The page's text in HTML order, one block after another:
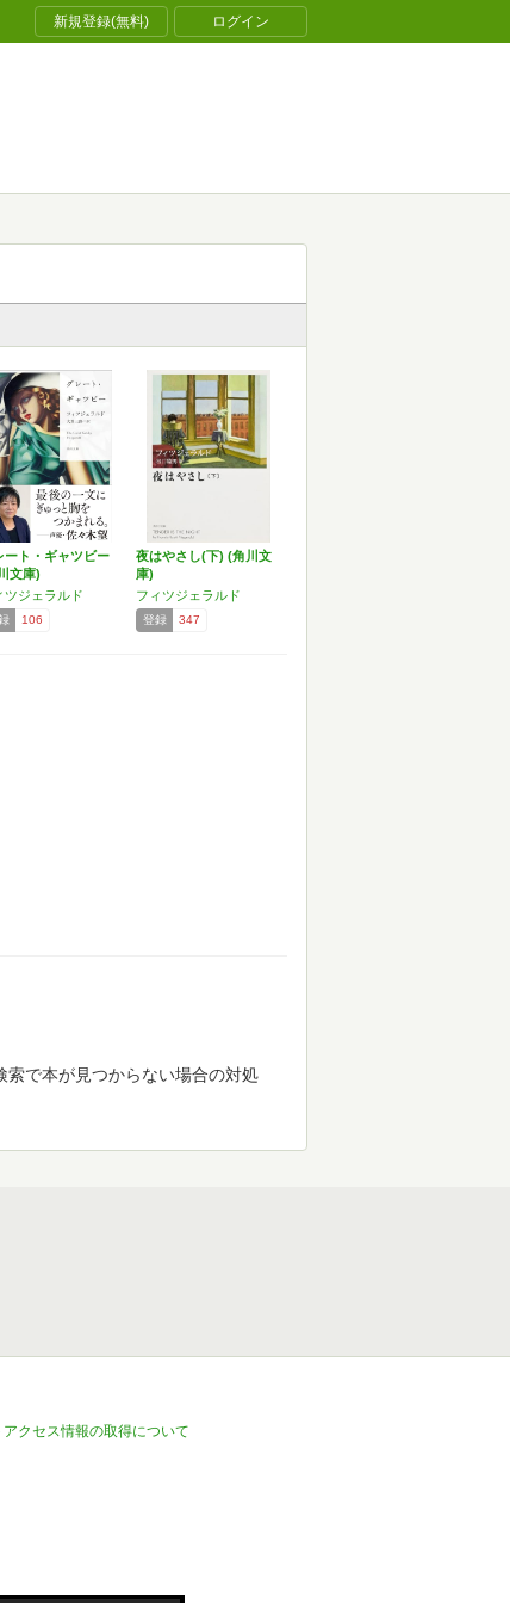
新規登録(無料) ログイン
ート・ギャツビー
文庫)
ツジェラルド
106
夜はやさし(下) (角川文
庫)
フィツジェラルド
登録 347
で本が見つからない場合の対処
アクセス情報の取得について